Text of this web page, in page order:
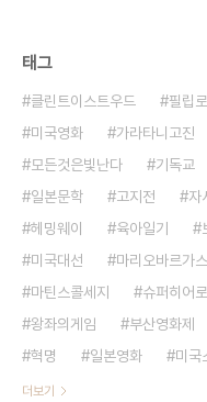
태그
클린트이스트우드 필립
미국영화
가라타니고진
모든것은빛난다
기독교
일본문학
고지전 자
헤밍웨이
육아일기
미국대선
마리오바르가
마틴스콜세지
슈퍼히어로
왕좌의게임
부산영화제
혁명
일본영화 미국
더보기